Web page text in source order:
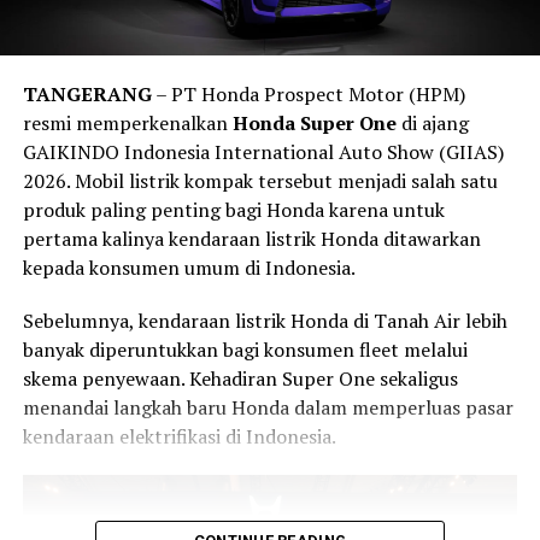
Keselamatan (RUNK)yang menempatkan keselamatan
kendaraan sebagai salah satu pilar utama transportasi
nasional.
Edukasi Keselamatan dan Program
Sosial Bosch
Selain memperagakan teknologi keselamatan modern,
Bosch juga mengedukasi pengunjung mengenai
pentingnya melakukan perawatan kendaraan secara
berkala agar seluruh sistem keselamatan tetap bekerja
secara optimal.
Bosch turut menghadirkan berbagai produk aftermarket
sepertiwiper, busi, filter, lampu, klakson, hingga
komponen otomotif lainnya yang berperan mendukung
Tak hanya itu, Bosch juga menggelar program sosial
Prototipe tersebut juga terlihat menggunakan pelek
berdiameter besar yang dipadukan dengan sistem
pengereman berperforma tinggi. Kombinasi ini
mengindikasikan bahwa Dodge tidak hanya mengejar
angka tenaga, tetapi juga meningkatkan kemampuan
handling dan pengereman.
Menariknya, salah satu unit terlihat membawaRacepak
data logger. Perangkat tersebut digunakan untuk
merekam berbagai parameter kendaraan selama proses
Kehadiran alat tersebut memperkuat dugaan bahwa
prototipe Charger ini sedang menjalani pengembangan
serius, termasuk pengujian performa dan kemungkinan
pengujian di lintasan.
TANGERANG– PT Honda Prospect Motor (HPM)
resmi memperkenalkanHonda Super Onedi ajang
GAIKINDO Indonesia International Auto Show (GIIAS)
2026. Mobil listrik kompak tersebut menjadi salah satu
produk paling penting bagi Honda karena untuk
pertama kalinya kendaraan listrik Honda ditawarkan
kepada konsumen umum di Indonesia.
Sebelumnya, kendaraan listrik Honda di Tanah Air lebih
banyak diperuntukkan bagi konsumen fleet melalui
skema penyewaan. Kehadiran Super One sekaligus
menandai langkah baru Honda dalam memperluas pasar
kendaraan elektrifikasi di Indonesia.